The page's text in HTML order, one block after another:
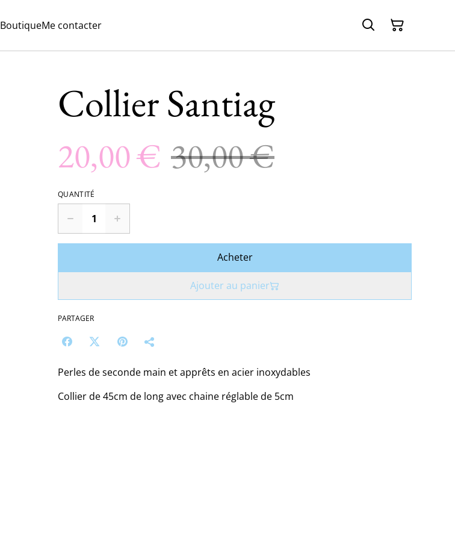
BoutiqueMe contacter
Collier Santiag
20,00 € 30,00 €
QUANTITÉ
Acheter
Ajouter au panier
PARTAGER
Perles de seconde main et apprêts en acier inoxydables
Collier de 45cm de long avec chaine réglable de 5cm